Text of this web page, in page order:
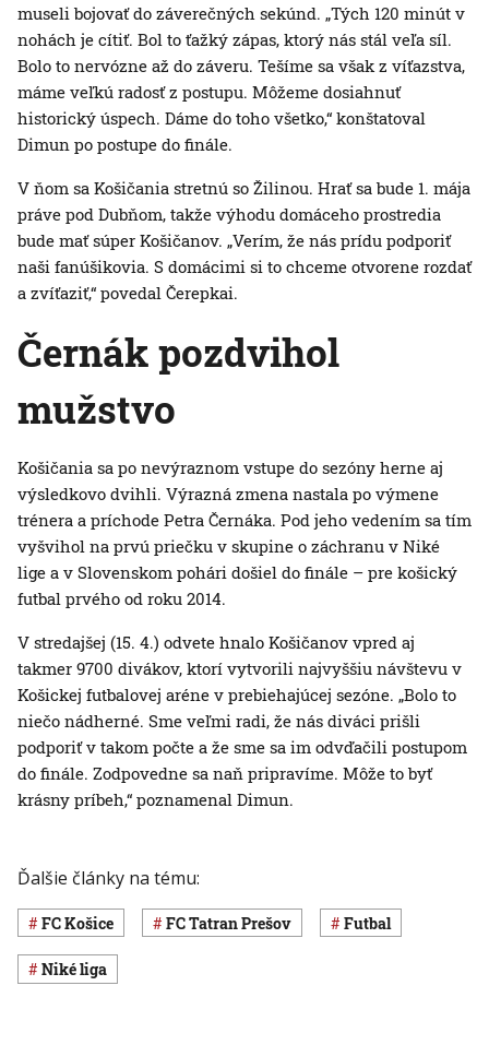
museli bojovať do záverečných sekúnd. „Tých 120 minút v
nohách je cítiť. Bol to ťažký zápas, ktorý nás stál veľa síl.
Bolo to nervózne až do záveru. Tešíme sa však z víťazstva,
máme veľkú radosť z postupu. Môžeme dosiahnuť
historický úspech. Dáme do toho všetko,“ konštatoval
Dimun po postupe do finále.
V ňom sa Košičania stretnú so Žilinou. Hrať sa bude 1. mája
práve pod Dubňom, takže výhodu domáceho prostredia
bude mať súper Košičanov. „Verím, že nás prídu podporiť
naši fanúšikovia. S domácimi si to chceme otvorene rozdať
a zvíťaziť,“ povedal Čerepkai.
Černák pozdvihol
mužstvo
Košičania sa po nevýraznom vstupe do sezóny herne aj
výsledkovo dvihli. Výrazná zmena nastala po výmene
trénera a príchode Petra Černáka. Pod jeho vedením sa tím
vyšvihol na prvú priečku v skupine o záchranu v Niké
lige a v Slovenskom pohári došiel do finále – pre košický
futbal prvého od roku 2014.
V stredajšej (15. 4.) odvete hnalo Košičanov vpred aj
takmer 9700 divákov, ktorí vytvorili najvyššiu návštevu v
Košickej futbalovej aréne v prebiehajúcej sezóne. „Bolo to
niečo nádherné. Sme veľmi radi, že nás diváci prišli
podporiť v takom počte a že sme sa im odvďačili postupom
do finále. Zodpovedne sa naň pripravíme. Môže to byť
krásny príbeh,“ poznamenal Dimun.
Ďalšie články na tému:
FC Košice FC Tatran Prešov Futbal
Niké liga